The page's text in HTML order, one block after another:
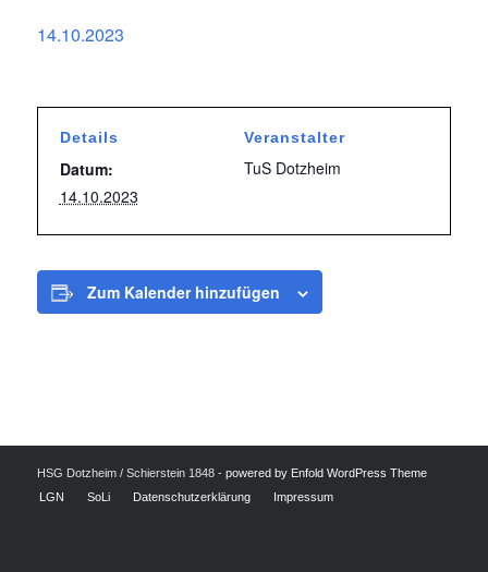
14.10.2023
Details
Datum:
14.10.2023
Veranstalter
TuS Dotzheim
Zum Kalender hinzufügen
HSG Dotzheim / Schierstein 1848 - powered by Enfold WordPress Theme
LGN
SoLi Datenschutzerklärung Impressum